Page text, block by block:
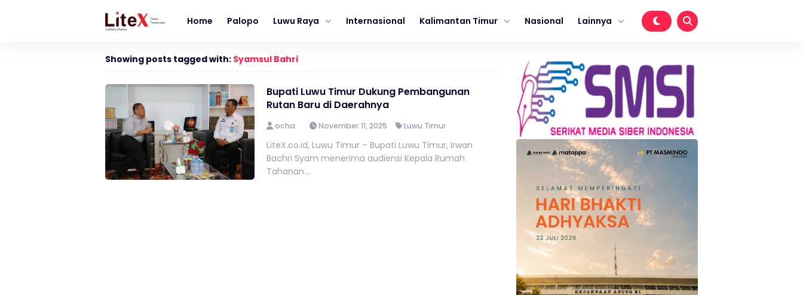
Home Palopo Luwu Raya Internasional Kalimantan Timur Nasional Lainnya
Showing posts tagged with: Syamsul Bahri
Bupati Luwu Timur Dukung Pembangunan
Rutan Baru di Daerahnya
ocha November 11, 2025 Luwu Timur
LiteX.co.id, Luwu Timur – Bupati Luwu Timur, Irwan
Bachri Syam menerima audiensi Kepala Rumah
Tahanan...